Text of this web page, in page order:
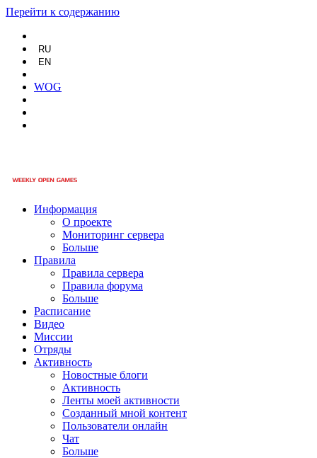
Перейти к содержанию
RU
EN
WOG
Информация
О проекте
Мониторинг сервера
Больше
Правила
Правила сервера
Правила форума
Больше
Расписание
Видео
Миссии
Отряды
Активность
Новостные блоги
Активность
Ленты моей активности
Созданный мной контент
Пользователи онлайн
Чат
Больше